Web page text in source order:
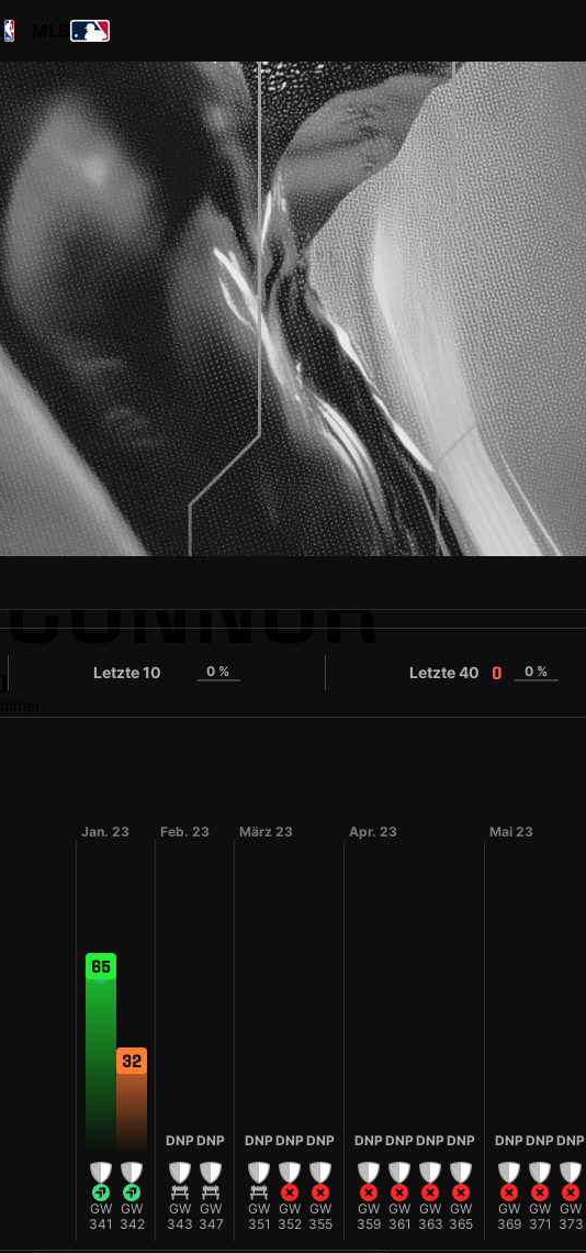
Letzte 10 0 % Letzte 40 0 0 %
Jan. 23
65
GW
341
32
GW
342
Feb. 23
DNP
GW
343
DNP
GW
347
März 23
DNP
GW
351
DNP
GW
352
DNP
GW
355
Apr. 23
DNP
GW
359
DNP
GW
361
DNP
GW
363
DNP
GW
365
Mai 23
DNP
GW
369
DNP
GW
371
DNP
GW
373